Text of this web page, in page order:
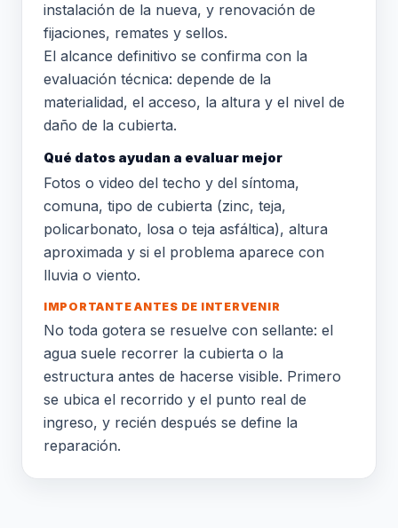
instalación de la nueva, y renovación de
fijaciones, remates y sellos.
El alcance definitivo se confirma con la
evaluación técnica: depende de la
materialidad, el acceso, la altura y el nivel de
daño de la cubierta.
Qué datos ayudan a evaluar mejor
Fotos o video del techo y del síntoma,
comuna, tipo de cubierta (zinc, teja,
policarbonato, losa o teja asfáltica), altura
aproximada y si el problema aparece con
lluvia o viento.
IMPORTANTE ANTES DE INTERVENIR
No toda gotera se resuelve con sellante: el
agua suele recorrer la cubierta o la
estructura antes de hacerse visible. Primero
se ubica el recorrido y el punto real de
ingreso, y recién después se define la
reparación.